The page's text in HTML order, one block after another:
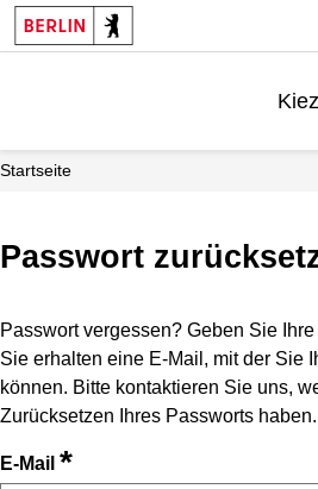
Startseite
Passwort
Passwort vergessen? Geben Sie
Sie erhalten eine E-Mail, mit der Sie
können. Bitte kontaktieren Sie uns,
Zurücksetzen Ihres Passworts haben.
E-Mail *